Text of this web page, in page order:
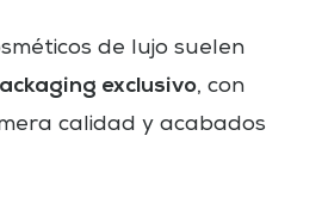
de lujo suelen
exclusivo, con
calidad y acabados